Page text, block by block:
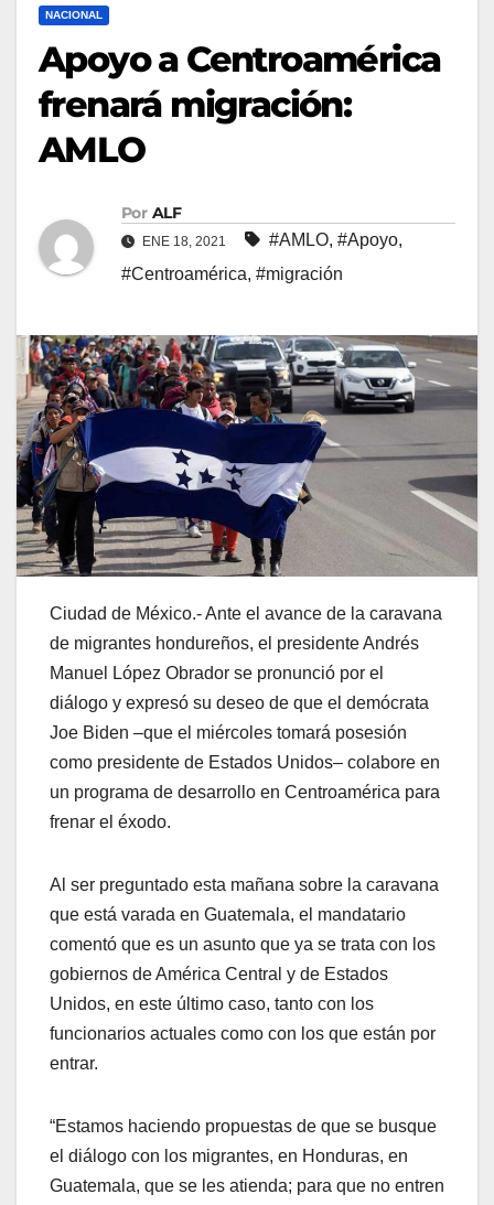
NACIONAL
Apoyo a Centroamérica
frenará migración:
AMLO
Por ALF
ENE 18, 2021 #AMLO, #Apoyo,
#Centroamérica, #migración
Ciudad de México.- Ante el avance de la caravana
de migrantes hondureños, el presidente Andrés
Manuel López Obrador se pronunció por el
diálogo y expresó su deseo de que el demócrata
Joe Biden –que el miércoles tomará posesión
como presidente de Estados Unidos– colabore en
un programa de desarrollo en Centroamérica para
frenar el éxodo.
Al ser preguntado esta mañana sobre la caravana
que está varada en Guatemala, el mandatario
comentó que es un asunto que ya se trata con los
gobiernos de América Central y de Estados
Unidos, en este último caso, tanto con los
funcionarios actuales como con los que están por
entrar.
“Estamos haciendo propuestas de que se busque
el diálogo con los migrantes, en Honduras, en
Guatemala, que se les atienda; para que no entren